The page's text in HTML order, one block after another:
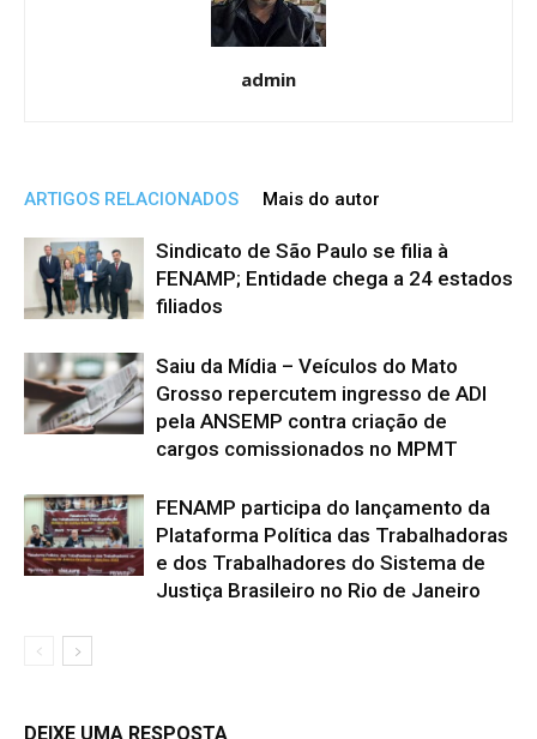
admin
ARTIGOS RELACIONADOS Mais do autor
Sindicato de São Paulo se filia à
FENAMP; Entidade chega a 24 estados
filiados
Saiu da Mídia – Veículos do Mato
Grosso repercutem ingresso de ADI
pela ANSEMP contra criação de
cargos comissionados no MPMT
FENAMP participa do lançamento da
Plataforma Política das Trabalhadoras
e dos Trabalhadores do Sistema de
Justiça Brasileiro no Rio de Janeiro
DEIXE UMA RESPOSTA